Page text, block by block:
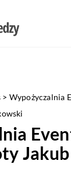
> Wypożyczalnia
Jakub